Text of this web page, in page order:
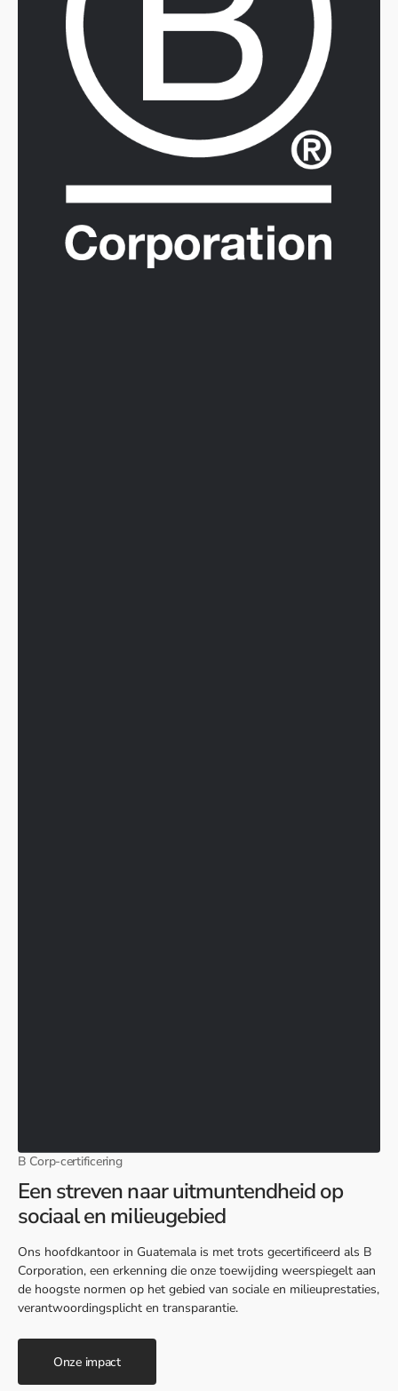
B Corp-certificering
Een streven naar uitmuntendheid op
sociaal en milieugebied
Ons hoofdkantoor in Guatemala is met trots gecertificeerd als B
Corporation, een erkenning die onze toewijding weerspiegelt aan
de hoogste normen op het gebied van sociale en milieuprestaties,
verantwoordingsplicht en transparantie.
Onze impact